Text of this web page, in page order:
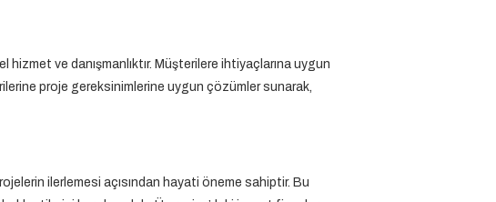
ve danışmanlıktır. Müşterilere ihtiyaçlarına uygun
proje gereksinimlerine uygun çözümler sunarak,
ilerlemesi açısından hayati öneme sahiptir. Bu